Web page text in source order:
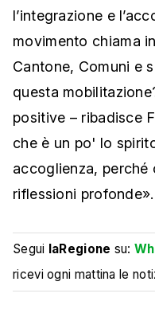
l’integrazione e
movimento chiama
Cantone, Comuni e
questa
positive – ribadisce
che è un po' lo
accoglienza,
riflessioni profonde».
Segui laRegione su:
ricevi ogni mattina le